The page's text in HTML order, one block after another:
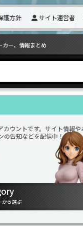
護方針 サイト運営者
ー、情報まとめ
カウントです。サイト情報や
の告知などを配信中！
から選ぶ